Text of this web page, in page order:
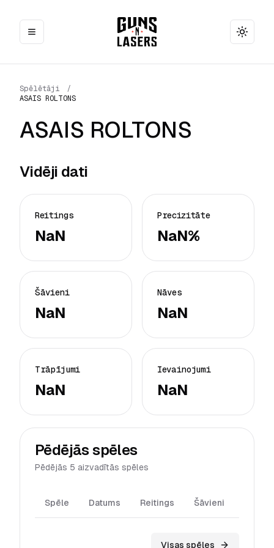
Toggle
Spēlētāji
/
ASAIS ROLTONS
ASAIS ROLTONS
Vidēji dati
Reitings
NaN
Precizitāte
NaN%
Šāvieni
NaN
Nāves
NaN
Trāpījumi
NaN
Ievainojumi
NaN
Pēdējās spēles
Pēdējās 5 aizvadītās spēles
Spēle Datums Reitings Šāvieni
Visas spēles